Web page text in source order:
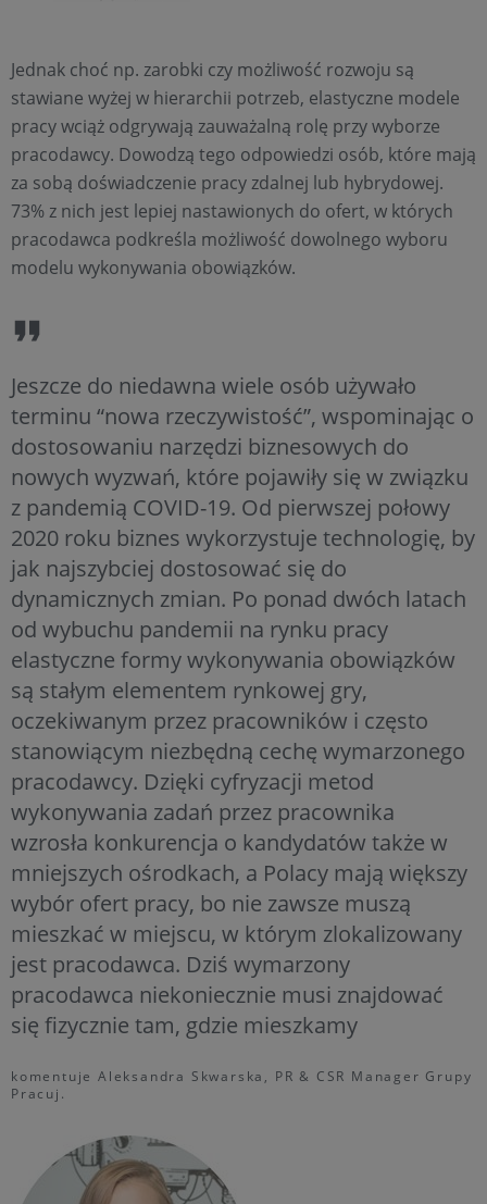
Jednak choć np. zarobki czy możliwość rozwoju są
stawiane wyżej w hierarchii potrzeb, elastyczne modele
pracy wciąż odgrywają zauważalną rolę przy wyborze
pracodawcy. Dowodzą tego odpowiedzi osób, które mają
za sobą doświadczenie pracy zdalnej lub hybrydowej.
73% z nich jest lepiej nastawionych do ofert, w których
pracodawca podkreśla możliwość dowolnego wyboru
modelu wykonywania obowiązków.
Jeszcze do niedawna wiele osób używało
terminu “nowa rzeczywistość”, wspominając o
dostosowaniu narzędzi biznesowych do
nowych wyzwań, które pojawiły się w związku
z pandemią COVID-19. Od pierwszej połowy
2020 roku biznes wykorzystuje technologię, by
jak najszybciej dostosować się do
dynamicznych zmian. Po ponad dwóch latach
od wybuchu pandemii na rynku pracy
elastyczne formy wykonywania obowiązków
są stałym elementem rynkowej gry,
oczekiwanym przez pracowników i często
stanowiącym niezbędną cechę wymarzonego
pracodawcy. Dzięki cyfryzacji metod
wykonywania zadań przez pracownika
wzrosła konkurencja o kandydatów także w
mniejszych ośrodkach, a Polacy mają większy
wybór ofert pracy, bo nie zawsze muszą
mieszkać w miejscu, w którym zlokalizowany
jest pracodawca. Dziś wymarzony
pracodawca niekoniecznie musi znajdować
się fizycznie tam, gdzie mieszkamy
komentuje Aleksandra Skwarska, PR & CSR Manager Grupy
Pracuj.